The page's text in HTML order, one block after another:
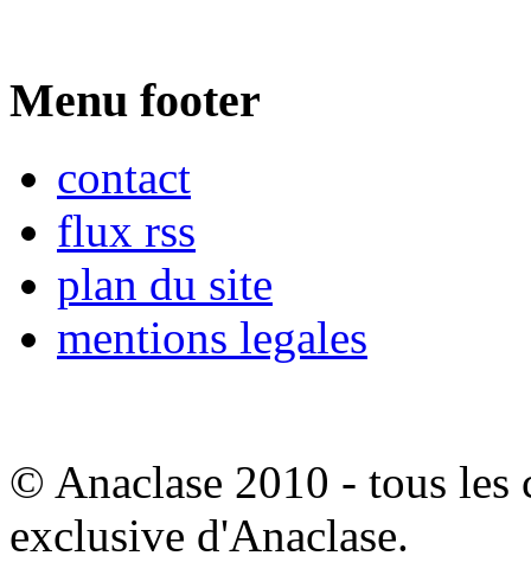
Menu footer
contact
flux rss
plan du site
mentions legales
© Anaclase 2010 - tous les
exclusive d'Anaclase.